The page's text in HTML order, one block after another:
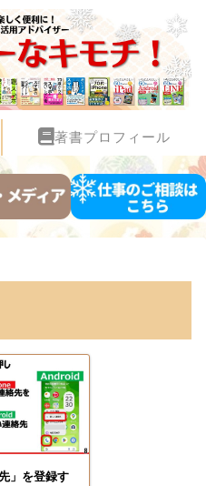
著書プロフィール
」を登録す